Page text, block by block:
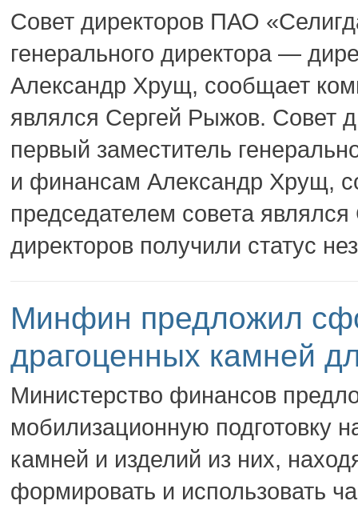
Совет директоров ПАО
генерального директора —
Александр Хрущ, сообщает
являлся Сергей Рыжов. Совет
первый заместитель
и финансам Александр Хрущ,
председателем совета
директоров получили статус
Минфин предложил
драгоценных камней
Министерство финансов
мобилизационную подготовку
камней и изделий из них,
формировать и использовать